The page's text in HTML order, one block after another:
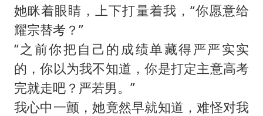
她眯着眼睛，上下打量着我，“你愿意给
耀宗替考？”
“之前你把自己的成绩单藏得严严实实
的，你以为我不知道，你是打定主意高考
完就走吧？严若男。”
我心中一颤，她竟然早就知道，难怪对我